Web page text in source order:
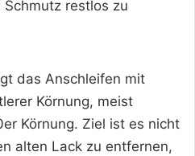
restlos zu
das Anschleifen mit
Körnung, meist
Körnung. Ziel ist es nicht
alten Lack zu entfernen,